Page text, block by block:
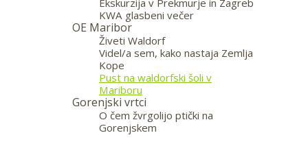
Ekskurzija v Prekmurje in Zagreb
KWA glasbeni večer
OE Maribor
Živeti Waldorf
Videl/a sem, kako nastaja Zemlja
Kope
Pust na waldorfski šoli v
Mariboru
Gorenjski vrtci
O čem žvrgolijo ptički na
Gorenjskem